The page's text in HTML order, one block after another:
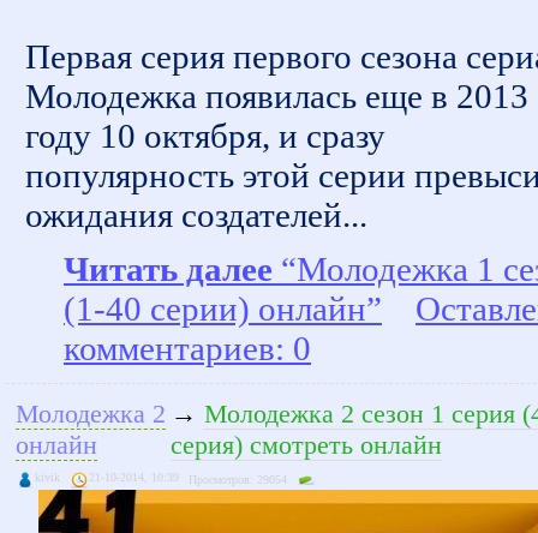
Первая серия первого сезона
Молодежка появилась еще в 2013
году 10 октября, и сразу
популярность этой серии
ожидания создателей...
Читать далее “Молодежка 1
(1-40 серии) онлайн”
комментариев: 0
Молодежка 2
онлайн
→ Молодежка 2 сезон 1 серия
серия) смотреть онлайн
kivik 21-10-2014, 10:39 Просмотров: 29054